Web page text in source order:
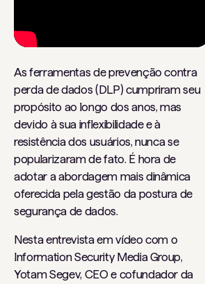
As ferramentas de prevenção contra
perda de dados (DLP) cumpriram seu
propósito ao longo dos anos, mas
devido à sua inflexibilidade e à
resistência dos usuários, nunca se
popularizaram de fato. É hora de
adotar a abordagem mais dinâmica
oferecida pela gestão da postura de
segurança de dados.
Nesta entrevista em vídeo com o
Information Security Media Group,
Yotam Segev, CEO e cofundador da